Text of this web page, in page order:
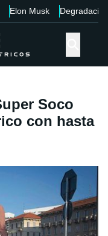
Elon Musk Degradación
Soco
con hasta